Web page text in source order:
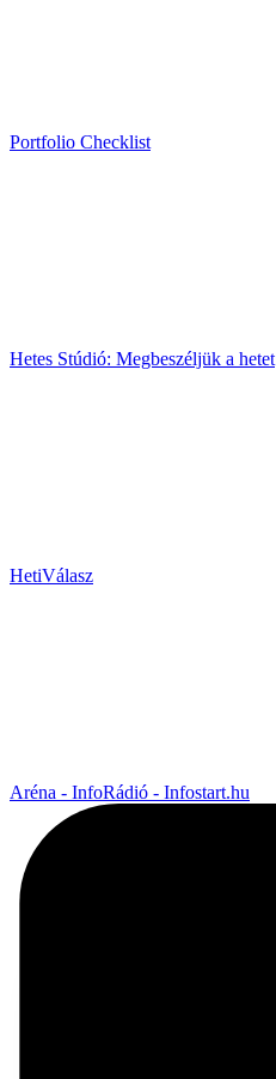
Portfolio Checklist
Hetes Stúdió: Megbeszéljük a hetet
HetiVálasz
Aréna - InfoRádió - Infostart.hu